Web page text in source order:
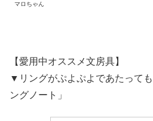
マロちゃん
【愛用中オススメ文房具】
▼リングがぷよぷよであたって
ングノート」